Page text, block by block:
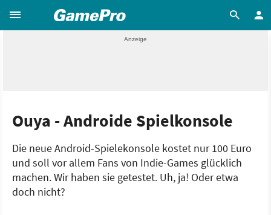
Ouya - Androide Spielkonsole
Die neue Android-Spielekonsole kostet nur 100 Euro
und soll vor allem Fans von Indie-Games glücklich
machen. Wir haben sie getestet. Uh, ja! Oder etwa
doch nicht?